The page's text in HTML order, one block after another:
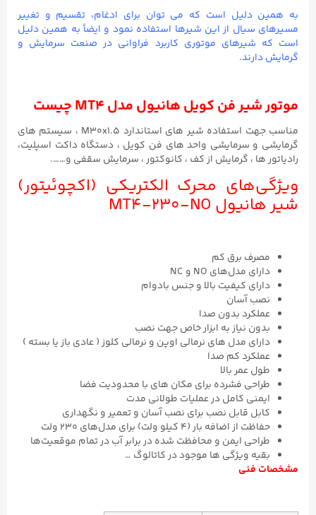
به همین دلیل است که می توان برای ادغام، تقسیم و تغییر
مسیرهای سیال از این شیرها استفاده نمود و ایضأ به همین دلیل
است که شیرهای موتوری کاربرد فراوانی در صنعت سرمایش و
گرمایش دارند.
موتور شیر فن کویل هانیول مدل MT4 چیست
مناسب جهت استفاده شیر های استاندارد M30x1.۵ ، سیستم های
گرمایشی و سرمایشی واحد های فن کویل ، دستگاه داکت اسپلیت،
رادیاتور ها ، گرمایش از کف ، کانوکتور ، سرمایش سقفی و…….
ویژگی‌های محرک الکتریکی (اکچوئیتور)
شیر هانیول MT4-۲۳۰-NO
مصرف برق کم
دارای مدل‌های NO و NC
دارای کیفیت بالا و جنس بادوام
نصب آسان
عملکرد بدون صدا
بدون نیاز به ابزار خاص جهت نصب
دارای مدل های نرمالی اوپن و نرمالی کلوز ( عادی باز یا بسته )
عملکرد کم صدا
طول عمر بالا
طراحی فشرده برای مکان های با محدودیت فضا
ایمنی کامل در عملیات طولانی مدت
کابل قابل نصب برای نصب آسان و تعمیر و نگهداری
حفاظت از اضافه بار (۴ کیلو ولت) برای مدل‌های ۲۳۰ ولت
طراحی ایمن و محافظت شده در برابر آب در تمام موقعیت‌ها
بقیه ویژگی ها موجود در کاتالوگ …
مشخصات فنی